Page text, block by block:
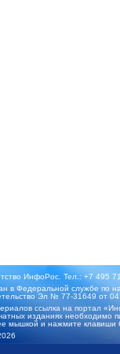
ИнфоРос. Тел.: +7 495
в Федеральной службе по
Эл № 77-31649 от 04
ссылка на портал
изданиях необходимо
мышкой и нажмите клавиши